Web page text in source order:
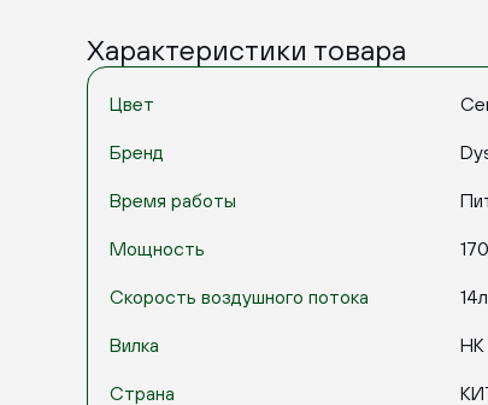
Характеристики товара
Цвет
Бренд
Время работы
Мощность
Скорость воздушного потока
Вилка HK
Страна